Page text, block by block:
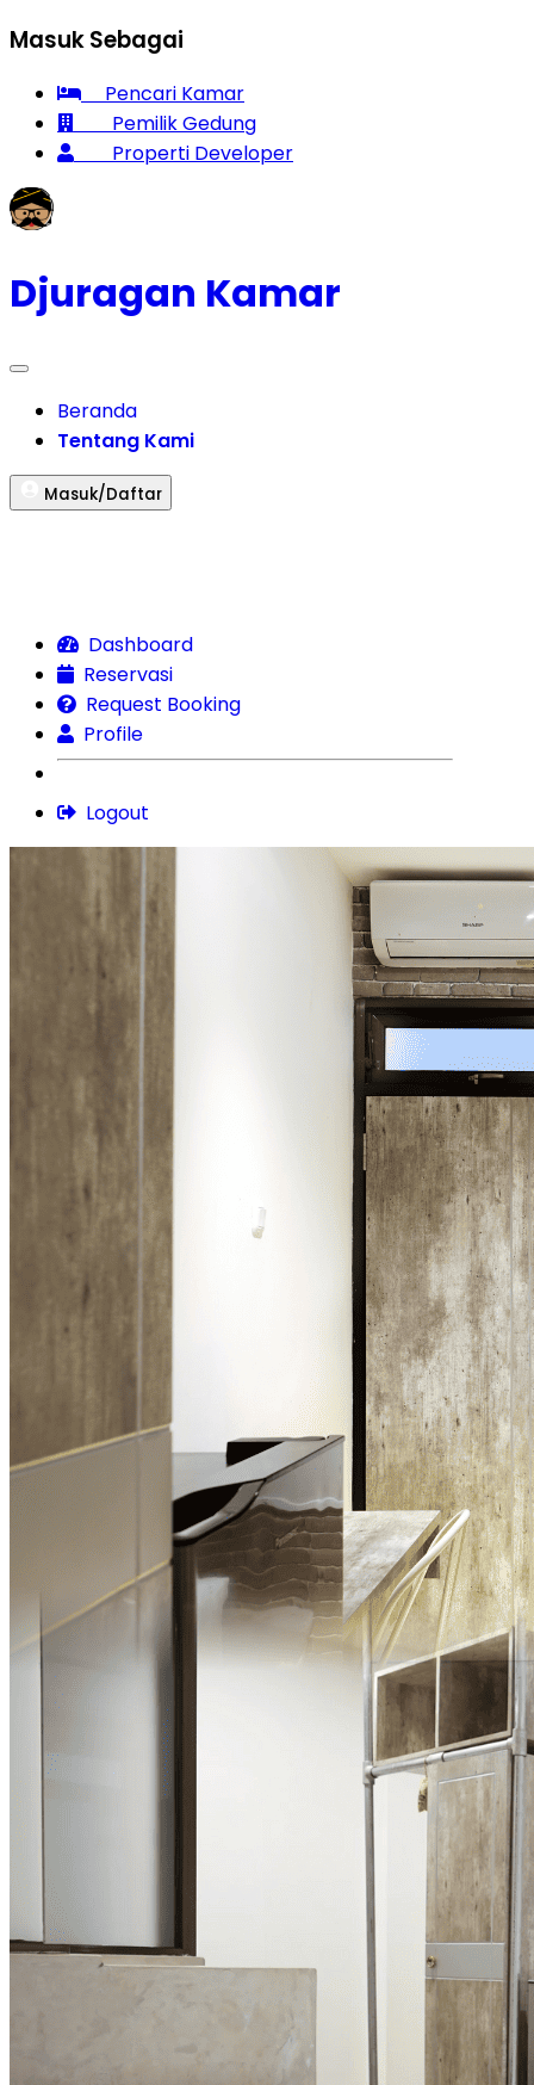
Masuk Sebagai
Pencari Kamar
Pemilik Gedung
Properti Developer
Djuragan Kamar
Beranda
Tentang Kami
Masuk/Daftar
Dashboard
Reservasi
Request Booking
Profile
Logout